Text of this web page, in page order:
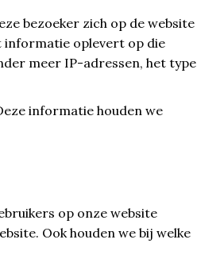
bezoeker zich op de website
informatie oplevert op die
meer IP-adressen, het type
informatie houden we
op onze website
Ook houden we bij welke